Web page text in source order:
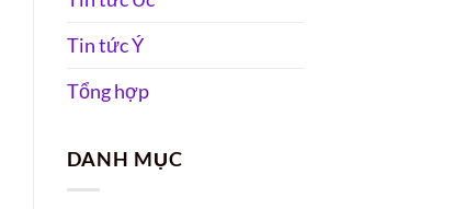
Tin tức Ý
Tổng hợp
DANH MỤC